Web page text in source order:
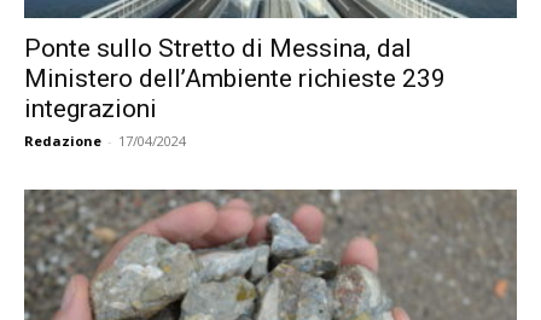
Ponte sullo Stretto di Messina, dal
Ministero dell’Ambiente richieste 239
integrazioni
Redazione - 17/04/2024